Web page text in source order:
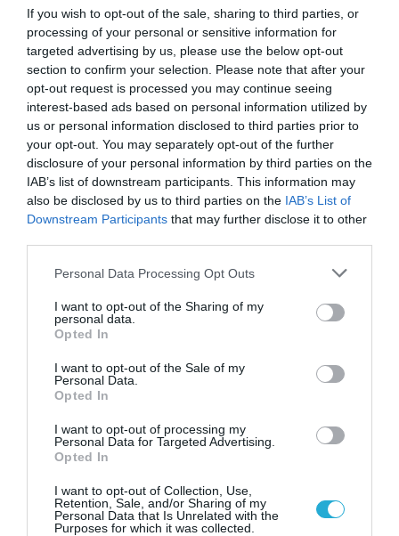
If you wish to opt-out of the sale, sharing to third parties, or
processing of your personal or sensitive information for
targeted advertising by us, please use the below opt-out
section to confirm your selection. Please note that after your
opt-out request is processed you may continue seeing
interest-based ads based on personal information utilized by
us or personal information disclosed to third parties prior to
your opt-out. You may separately opt-out of the further
disclosure of your personal information by third parties on the
IAB’s list of downstream participants. This information may
also be disclosed by us to third parties on the IAB’s List of
Downstream Participants that may further disclose it to other
Please note that this website/app uses one or more Google
not limited to your visit or usage behaviour. You may click to
grant or deny consent to Google and its third-party tags to
use your data for below specified purposes in below Google
consent section.
Personal Data Processing Opt Outs
I want to opt-out of the Sharing of my
personal data.
Opted In
I want to opt-out of the Sale of my
Personal Data.
Opted In
I want to opt-out of processing my
Personal Data for Targeted Advertising.
Opted In
I want to opt-out of Collection, Use,
Retention, Sale, and/or Sharing of my
Personal Data that Is Unrelated with the
Purposes for which it was collected.
Θάλασσας από τη Ρωσία έχει διογκώσει το παγκόσμιο
κόστος των σιτηρών, έχει προκαλέσει τον φόβο πείνας σε
ορισμένες χώρες και έχει σίγουρα διογκώσει το
επισιτιστικό πρόβλημα. Ταυτόχρονα όμως, έχει γεννήσει
την ανάγκη για νέες διαδρομές για τις εξαγωγές σιτηρών
της Ουκρανίας. Γιατί δεν επαρκούν οι νέες διαδρομές για
[…]
22.06.2022
Ουκρανία: Αυξάνονται οι εξαγωγές σιτηρών
– Αναμένεται να αγγίξουν τους 2 εκατ.
τόνους τον Ιούνιο
Εκατομμύρια τόνοι σιτηρών είναι εγκλωβισμένοι στην
Ουκρανία από την έναρξη του πολέμου